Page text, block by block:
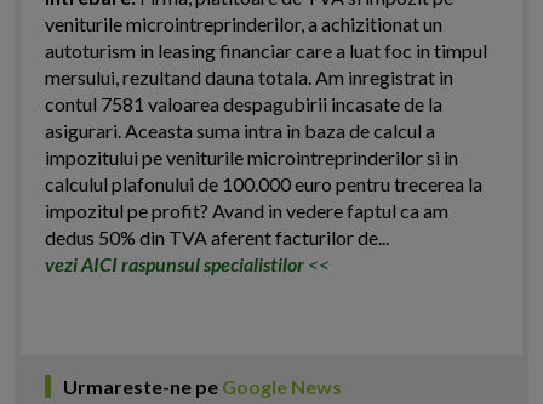
veniturile microintreprinderilor, a achizitionat un
autoturism in leasing financiar care a luat foc in timpul
mersului, rezultand dauna totala. Am inregistrat in
contul 7581 valoarea despagubirii incasate de la
asigurari. Aceasta suma intra in baza de calcul a
impozitului pe veniturile microintreprinderilor si in
calculul plafonului de 100.000 euro pentru trecerea la
impozitul pe profit? Avand in vedere faptul ca am
dedus 50% din TVA aferent facturilor de...
vezi AICI raspunsul specialistilor <<
Urmareste-ne pe Google News